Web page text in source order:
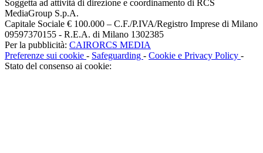
Soggetta ad attività di direzione e coordinamento di RCS
MediaGroup S.p.A.
Capitale Sociale € 100.000 – C.F./P.IVA/Registro Imprese di Milano
09597370155 - R.E.A. di Milano 1302385
Per la pubblicità: CAIRORCS MEDIA
Preferenze sui cookie - Safeguarding - Cookie e Privacy Policy -
Stato del consenso ai cookie: